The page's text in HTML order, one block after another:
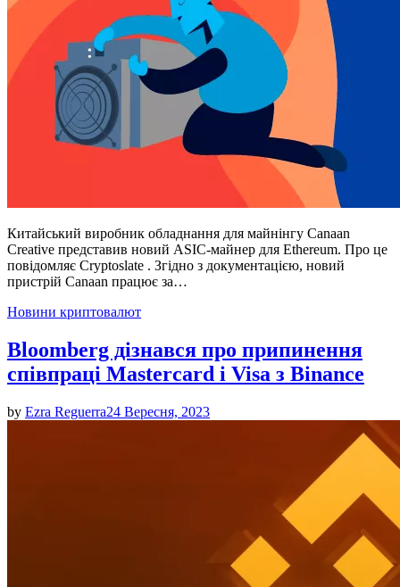
Китайський виробник обладнання для майнінгу Canaan
Creative представив новий ASIC-майнер для Ethereum. Про це
повідомляє Cryptoslate . Згідно з документацією, новий
пристрій Canaan працює за…
Posted
Новини криптовалют
Bloomberg дізнався про припинення
співпраці Mastercard і Visa з Binance
by Ezra Reguerra24 Вересня, 2023